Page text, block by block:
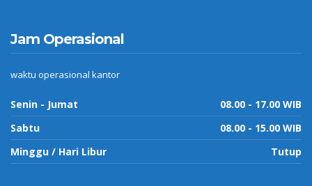
Jam Operasional
waktu operasional kantor
Senin - Jumat
08.00 - 17.00 WIB
Sabtu
08.00 - 15.00 WIB
Minggu / Hari Libur
Tutup